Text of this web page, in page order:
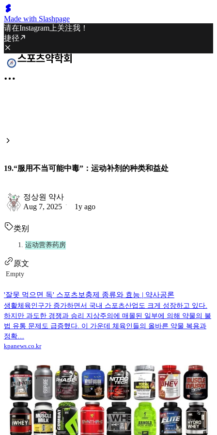
Made with Slashpage
请在Instagram上关注我！
捷径
19.“服用不当可能中毒”：运动补剂的种类和益处
정상원 약사
Aug 7, 2025
1y ago
类别
运动营养药房
原文
Empty
'잘못 먹으면 독' 스포츠보충제 종류와 효능 | 약사공론
생활체육인구가 증가하면서 국내 스포츠산업도 크게 성장하고 있다.
하지만 과도한 경쟁과 승리 지상주의에 매몰된 일부에 의해 약물의 불
법 유통 문제도 급증했다. 이 가운데 체육인들의 올바른 약물 복용과
정확…
kpanews.co.kr